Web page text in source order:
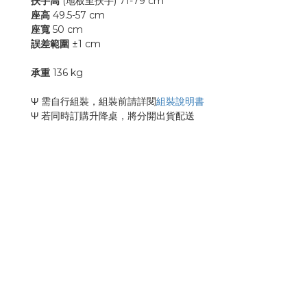
座高 49.5-57 cm
座寬 50 cm
誤差範圍 ±1 cm
承重 136 kg
Ψ 需自行組裝，組裝前請詳閱組裝說明書
Ψ 若同時訂購升降桌，將分開出貨配送